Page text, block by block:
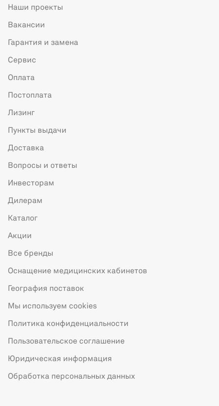
Наши проекты
Вакансии
Гарантия и замена
Сервис
Оплата
Постоплата
Лизинг
Пункты выдачи
Доставка
Вопросы и ответы
Инвесторам
Дилерам
Каталог
Акции
Все бренды
Оснащение медицинских кабинетов
География поставок
Мы используем cookies
Политика конфиденциальности
Пользовательское соглашение
Юридическая информация
Обработка персональных данных